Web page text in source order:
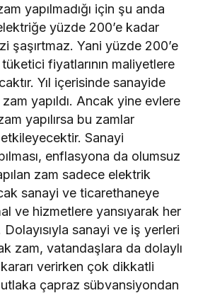
yapılmadığı için şu anda
yüzde 200’e kadar
şaşırtmaz. Yani yüzde 200’e
fiyatlarının maliyetlere
Yıl içerisinde sanayide
yapıldı. Ancak yine evlere
yapılırsa bu zamlar
Sanayi
enflasyona da olumsuz
zam sadece elektrik
sanayi ve ticarethaneye
ve hizmetlere yansıyarak her
Dolayısıyla sanayi ve iş yerleri
zam, vatandaşlara da dolaylı
verirken çok dikkatli
çapraz sübvansiyondan